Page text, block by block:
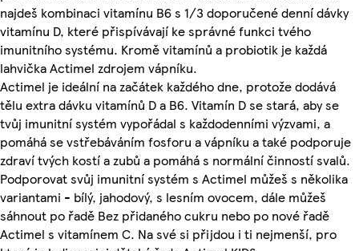
najdeš kombinaci vitamínu B6 s 1/3 doporučené denní dávky
vitamínu D, které přispívávají ke správné funkci tvého
imunitního systému. Kromě vitamínů a probiotik je každá
lahvička Actimel zdrojem vápníku.
Actimel je ideální na začátek každého dne, protože dodává
tělu extra dávku vitamínů D a B6. Vitamín D se stará, aby se
tvůj imunitní systém vypořádal s každodenními výzvami, a
pomáhá se vstřebáváním fosforu a vápníku a také podporuje
zdraví tvých kostí a zubů a pomáhá s normální činností svalů.
Podporovat svůj imunitní systém s Actimel můžeš s několika
variantami - bílý, jahodový, s lesním ovocem, dále můžeš
sáhnout po řadě Bez přidaného cukru nebo po nové řadě
Actimel s vitamínem C. Na své si přijdou i ti nejmenší, pro